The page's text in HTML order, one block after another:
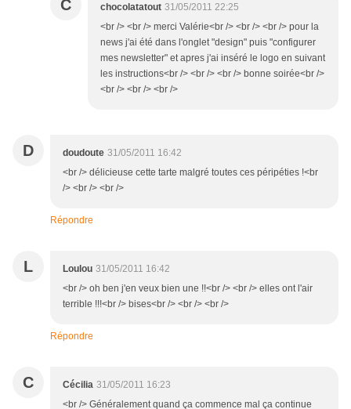
C chocolatatout 31/05/2011 22:25
<br /> <br /> merci Valérie<br /> <br /> <br /> pour la
news j'ai été dans l'onglet "design" puis "configurer
mes newsletter" et apres j'ai inséré le logo en suivant
les instructions<br /> <br /> <br /> bonne soirée<br />
<br /> <br /> <br />
D doudoute 31/05/2011 16:42
<br /> délicieuse cette tarte malgré toutes ces péripéties !<br
/> <br /> <br />
Répondre
L Loulou 31/05/2011 16:42
<br /> oh ben j'en veux bien une !!<br /> <br /> elles ont l'air
terrible !!!<br /> bises<br /> <br /> <br />
Répondre
C Cécilia 31/05/2011 16:23
<br /> Généralement quand ça commence mal ça continue